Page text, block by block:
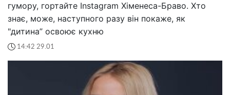
гумору, гортайте Instagram Хіменеса-Браво. Хто
знає, може, наступного разу він покаже, як
"дитина” освоює кухню
14:42 29.01